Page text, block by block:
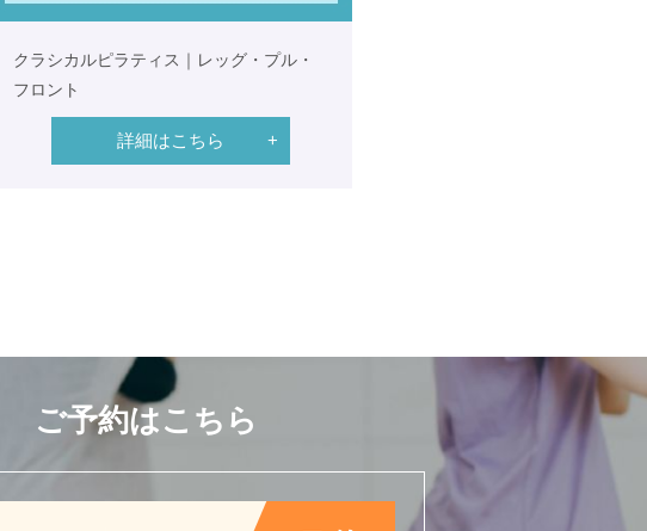
クラシカルピラティス｜レッグ・プル・
フロント
詳細はこちら
ご予約はこちら